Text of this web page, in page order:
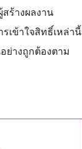
ร้างผลงาน
เข้าใจสิทธิ์เหล่านี้
างถูกต้องตาม